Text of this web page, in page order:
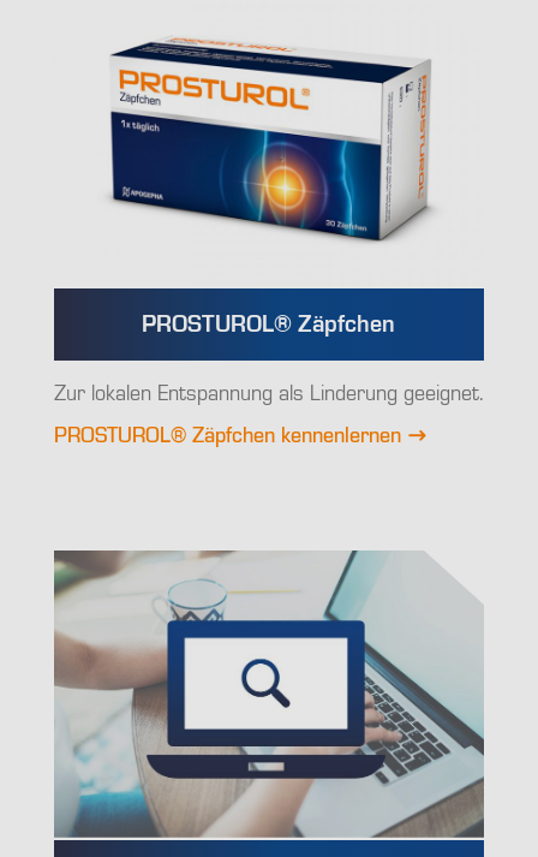
PROSTUROL® Zäpfchen
Zur lokalen Entspannung als Linderung geeignet.
PROSTUROL® Zäpfchen kennenlernen